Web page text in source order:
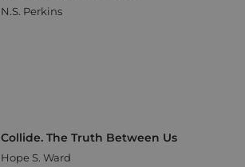
N.S. Perkins
Collide. The Truth Between Us
Hope S. Ward